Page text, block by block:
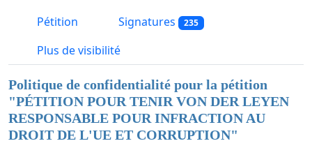
Pétition Signatures 235
Plus de visibilité
Politique de confidentialité pour la pétition
"PÉTITION POUR TENIR VON DER LEYEN
RESPONSABLE POUR INFRACTION AU
DROIT DE L'UE ET CORRUPTION"